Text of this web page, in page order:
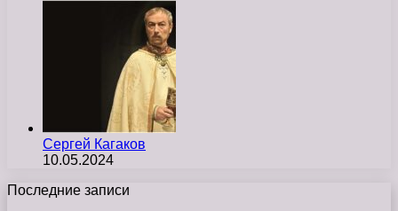
Сергей Кагаков
10.05.2024
Последние записи